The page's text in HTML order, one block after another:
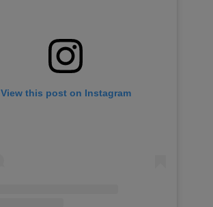
View this post on Instagram